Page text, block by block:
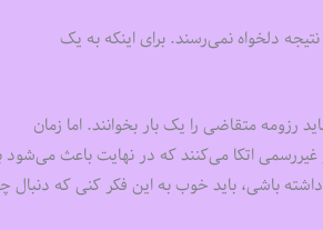
دلخواه نمی‌رسند. برای اینکه به یک
رزومه متقاضی را یک بار بخوانند. اما زمان
اتکا می‌کنند که در نهایت باعث می‌شود
باشی، باید خوب به این فکر کنی که دنبال